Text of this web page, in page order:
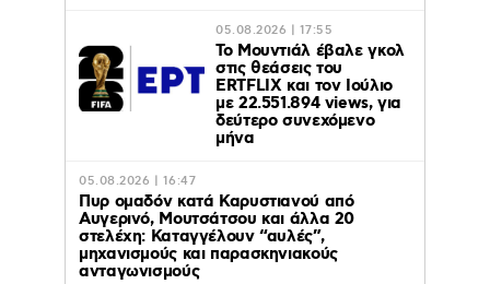
05.08.2026 | 17:55
Το Μουντιάλ έβαλε γκολ
στις θεάσεις του
ERTFLIX και τον Ιούλιο
με 22.551.894 views, για
δεύτερο συνεχόμενο
μήνα
05.08.2026 | 16:47
Πυρ ομαδόν κατά Καρυστιανού από
Αυγερινό, Μουτσάτσου και άλλα 20
στελέχη: Καταγγέλουν “αυλές”,
μηχανισμούς και παρασκηνιακούς
ανταγωνισμούς